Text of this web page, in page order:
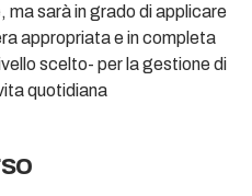
sarà in grado di applicare
appropriata e in completa
scelto- per la gestione di
quotidiana